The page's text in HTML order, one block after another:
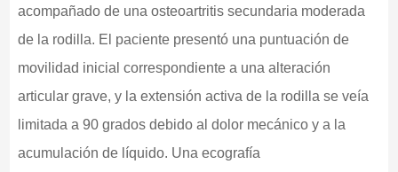
acompañado de una osteoartritis secundaria moderada
de la rodilla. El paciente presentó una puntuación de
movilidad inicial correspondiente a una alteración
articular grave, y la extensión activa de la rodilla se veía
limitada a 90 grados debido al dolor mecánico y a la
acumulación de líquido. Una ecografía